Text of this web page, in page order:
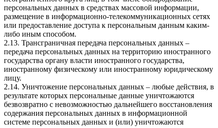
персональных данных в средствах массовой информации,
размещение в информационно-телекоммуникационных сетях
или предоставление доступа к персональным данным каким-
либо иным способом.
2.13. Трансграничная передача персональных данных –
передача персональных данных на территорию иностранного
государства органу власти иностранного государства,
иностранному физическому или иностранному юридическому
лицу.
2.14. Уничтожение персональных данных – любые действия, в
результате которых персональные данные уничтожаются
безвозвратно с невозможностью дальнейшего восстановления
содержания персональных данных в информационной
системе персональных данных и (или) уничтожаются